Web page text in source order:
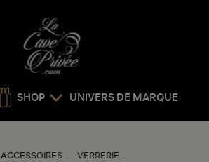
SHOP UNIVERS DE MARQUE
ACCESSOIRES
VERRERIE